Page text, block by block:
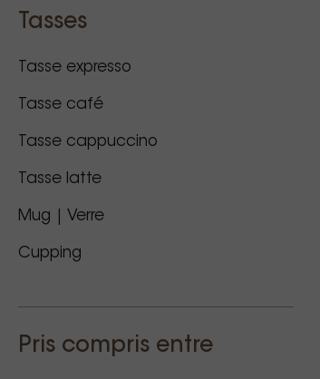
Sidebar
Tasses
Tasse expresso
Tasse café
Tasse cappuccino
Tasse latte
Mug | Verre
Cupping
Pris compris entre